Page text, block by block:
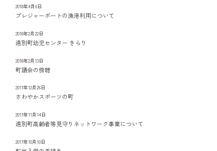
2018年4月6日
プレジャーボートの漁港利用について
2018年2月22日
遠別町幼児センター きらり
2018年2月13日
町議会の傍聴
2017年12月26日
さわやかスポーツの町
2017年11月14日
遠別町高齢者等見守りネットワーク事業について
2017年10月10日